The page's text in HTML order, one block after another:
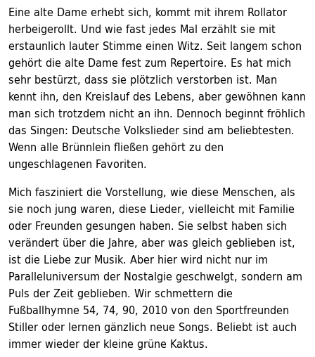
Eine alte Dame erhebt sich, kommt mit ihrem Rollator
herbeigerollt. Und wie fast jedes Mal erzählt sie mit
erstaunlich lauter Stimme einen Witz. Seit langem schon
gehört die alte Dame fest zum Repertoire. Es hat mich
sehr bestürzt, dass sie plötzlich verstorben ist. Man
kennt ihn, den Kreislauf des Lebens, aber gewöhnen kann
man sich trotzdem nicht an ihn. Dennoch beginnt fröhlich
das Singen: Deutsche Volkslieder sind am beliebtesten.
Wenn alle Brünnlein fließen gehört zu den
ungeschlagenen Favoriten.
Mich fasziniert die Vorstellung, wie diese Menschen, als
sie noch jung waren, diese Lieder, vielleicht mit Familie
oder Freunden gesungen haben. Sie selbst haben sich
verändert über die Jahre, aber was gleich geblieben ist,
ist die Liebe zur Musik. Aber hier wird nicht nur im
Paralleluniversum der Nostalgie geschwelgt, sondern am
Puls der Zeit geblieben. Wir schmettern die
Fußballhymne 54, 74, 90, 2010 von den Sportfreunden
Stiller oder lernen gänzlich neue Songs. Beliebt ist auch
immer wieder der kleine grüne Kaktus.